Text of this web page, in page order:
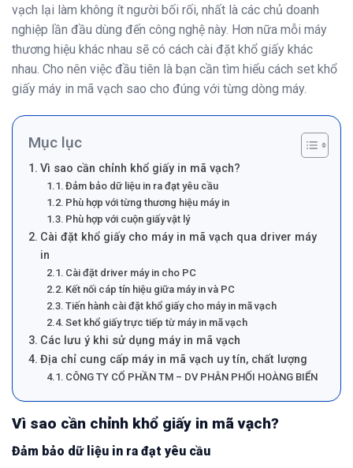
vạch lại làm không ít người bối rối, nhất là các chủ doanh
nghiệp lần đầu dùng đến công nghệ này. Hơn nữa mỗi máy
thương hiệu khác nhau sẽ có cách cài đặt khổ giấy khác
nhau. Cho nên việc đầu tiên là bạn cần tìm hiểu cách set khổ
giấy máy in mã vạch sao cho đúng với từng dòng máy.
Mục lục
Vì sao cần chỉnh khổ giấy in mã vạch?
Đảm bảo dữ liệu in ra đạt yêu cầu
Phù hợp với từng thương hiệu máy in
Phù hợp với cuộn giấy vật lý
Cài đặt khổ giấy cho máy in mã vạch qua driver máy
in
Cài đặt driver máy in cho PC
Kết nối cáp tín hiệu giữa máy in và PC
Tiến hành cài đặt khổ giấy cho máy in mã vạch
Set khổ giấy trực tiếp từ máy in mã vạch
Các lưu ý khi sử dụng máy in mã vạch
Địa chỉ cung cấp máy in mã vạch uy tín, chất lượng
CÔNG TY CỔ PHẦN TM – DV PHÂN PHỐI HOÀNG BIỂN
Vì sao cần chỉnh khổ giấy in mã vạch?
Đảm bảo dữ liệu in ra đạt yêu cầu